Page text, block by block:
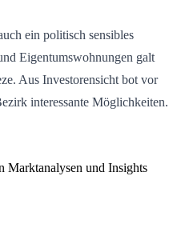
ein politisch sensibles
Eigentumswohnungen galt
Aus Investorensicht bot vor
interessante Möglichkeiten.
Marktanalysen und Insights